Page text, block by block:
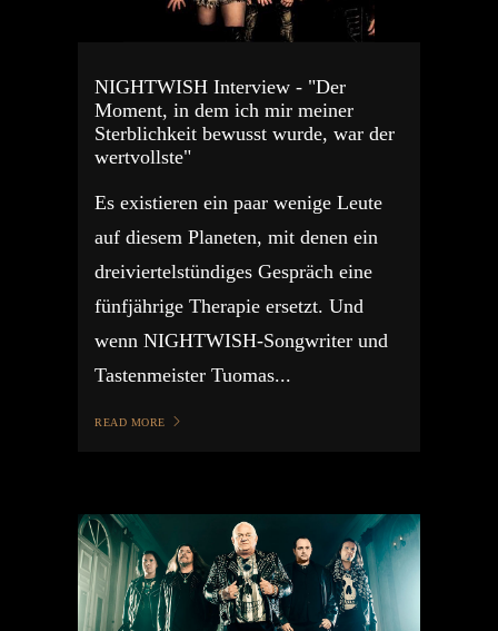
NIGHTWISH Interview - "Der
Moment, in dem ich mir meiner
Sterblichkeit bewusst wurde, war der
wertvollste"
Es existieren ein paar wenige Leute
auf diesem Planeten, mit denen ein
dreiviertelstündiges Gespräch eine
fünfjährige Therapie ersetzt. Und
wenn NIGHTWISH-Songwriter und
Tastenmeister Tuomas...
READ MORE